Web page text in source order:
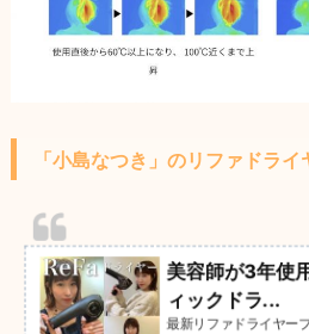
「小島なつき」のリファドラ
美容師が3年使
ィックドラ...
最新リファドライヤー